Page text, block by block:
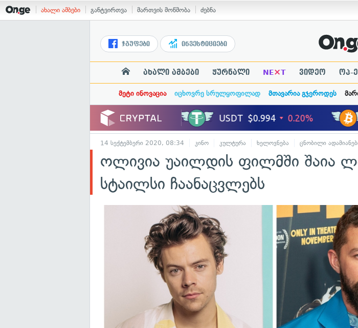
ახალი ამბები განტვირთვა მართვის მოწმობა ძებნა
ჯგუფები ინვესტიციები
ახალი ამბები ჟურნალი NE×T ვიდეო ოპ-
მეტი ინოვაცია იცხოვრე სრულყოფილად მთავარია გჯეროდეს
14 სექტემბერი 2020, 08:34 კინო კულტურა ხელოვნება ცნობილი
ოლივია უაილდის ფილმში შაია
სტაილსი ჩაანაცვლებს